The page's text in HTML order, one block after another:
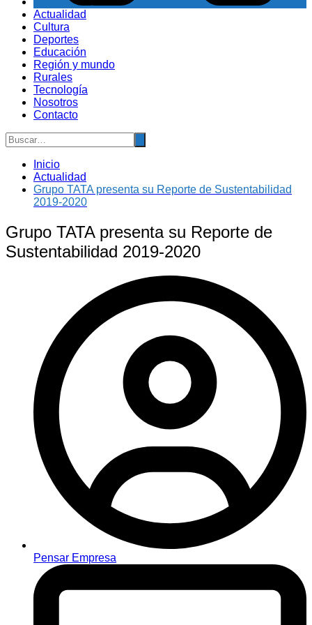
Actualidad
Cultura
Deportes
Educación
Región y mundo
Rurales
Tecnología
Nosotros
Contacto
Inicio
Actualidad
Grupo TATA presenta su Reporte de Sustentabilidad
2019-2020
Grupo TATA presenta su Reporte de
Sustentabilidad 2019-2020
Pensar Empresa